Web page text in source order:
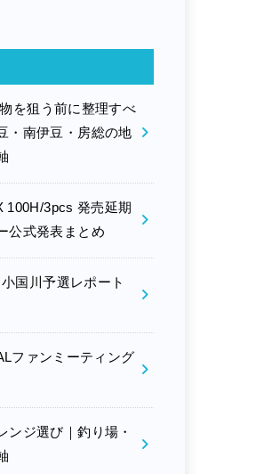
を狙う前に整理すべ
・南伊豆・房総の地
100H/3pcs 発売延期
公式発表まとめ
国川予選レポート
ファンミーティング
ンジ選び｜釣り場・